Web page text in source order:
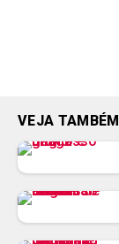
VEJA TAMBÉM